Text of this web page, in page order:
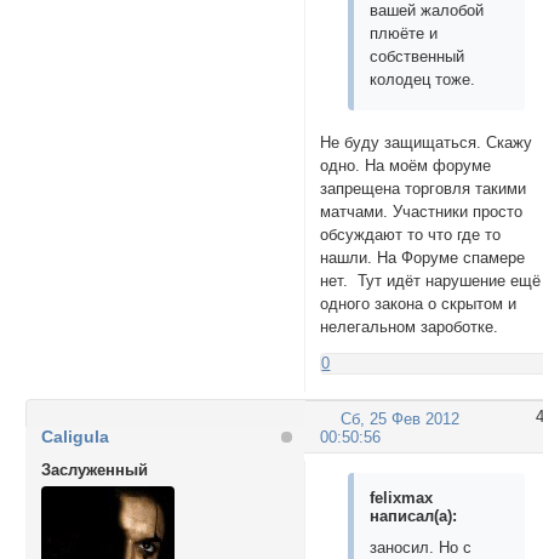
вашей жалобой
плюёте и
собственный
колодец тоже.
Не буду защищаться. Скажу
одно. На моём форуме
запрещена торговля такими
матчами. Участники просто
обсуждают то что где то
нашли. На Форуме спамере
нет. Тут идёт нарушение ещё
одного закона о скрытом и
нелегальном зароботке.
0
4
Сб, 25 Фев 2012
00:50:56
Caligula
Заслуженный
felixmax
написал(а):
заносил. Но с